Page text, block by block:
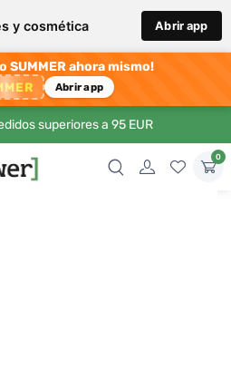
y cosmética Abrir app
SUMMER ahora mismo!
Abrir app
superiores a 95 EUR
0